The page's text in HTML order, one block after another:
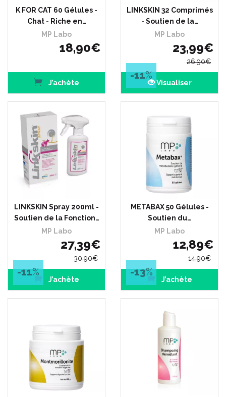
K FOR CAT 60 Gélules -
Chat - Riche en…
MP Labo
18,90€
J’achète
LINKSKIN 32 Comprimés
- Soutien de la…
MP Labo
23,99€
26,90€
-11%
Visualiser
LINKSKIN Spray 200ml -
Soutien de la Fonction…
MP Labo
27,39€
30,90€
-11%
J’achète
METABAX 50 Gélules -
Soutien du…
MP Labo
12,89€
14,90€
-13%
J’achète